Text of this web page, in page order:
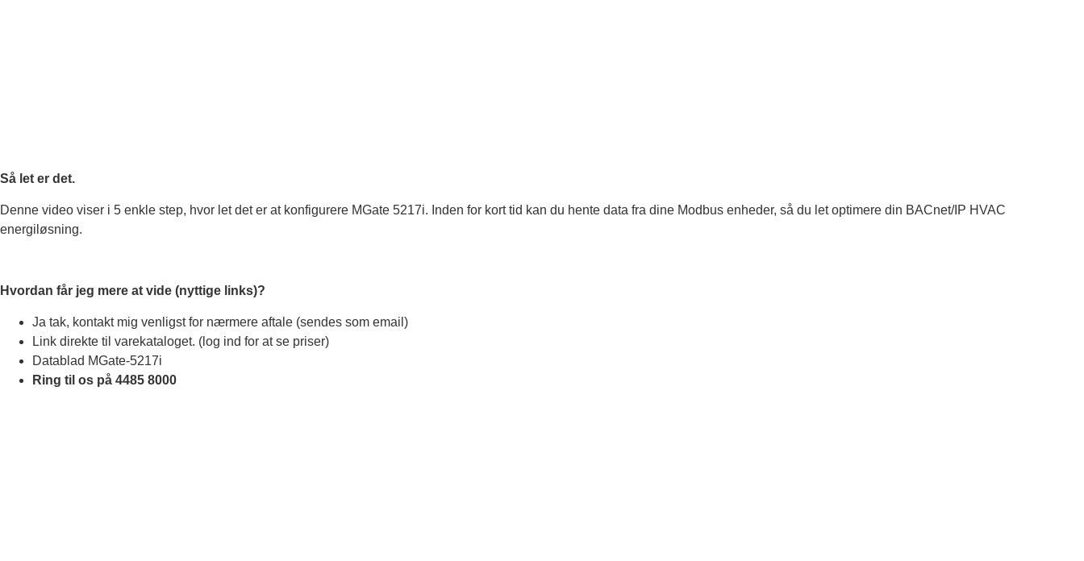
Så let er det.
Denne video viser i 5 enkle step, hvor let det er at konfigurere MGate 5217i. Inden for kort tid kan du hente data fra dine Modbus enheder, så du let optimere din BACnet/IP HVAC
energiløsning.
Hvordan får jeg mere at vide (nyttige links)?
Ja tak, kontakt mig venligst for nærmere aftale (sendes som email)
Link direkte til varekataloget. (log ind for at se priser)
Datablad MGate-5217i
Ring til os på 4485 8000